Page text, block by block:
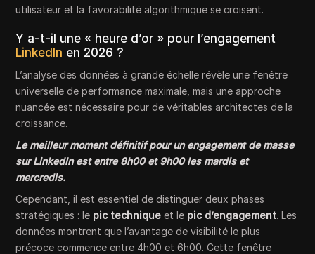
utilisateur et la favorabilité algorithmique se croisent.
Y a-t-il une « heure d’or » pour l’engagement
LinkedIn en 2026 ?
L’analyse des données à grande échelle révèle une fenêtre
universelle de performance maximale, mais une approche
nuancée est nécessaire pour de véritables architectes de la
croissance.
Le meilleur moment définitif pour un engagement de masse
sur LinkedIn est entre 8h00 et 9h00 les mardis et
mercredis.
Cependant, il est essentiel de distinguer deux phases
stratégiques : le pic technique et le pic d’engagement. Les
données montrent que l’avantage de visibilité le plus
précoce commence entre 4h00 et 6h00. Cette fenêtre